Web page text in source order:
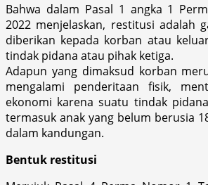
Bahwa dalam Pasal 1 angka 1
2022 menjelaskan, restitusi adalah
diberikan kepada korban atau
tindak pidana atau pihak ketiga.
Adapun yang dimaksud korban
mengalami penderitaan fisik,
ekonomi karena suatu tindak
termasuk anak yang belum berusia
dalam kandungan.
Bentuk restitusi